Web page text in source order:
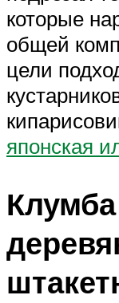
которые
общей
цели
японская